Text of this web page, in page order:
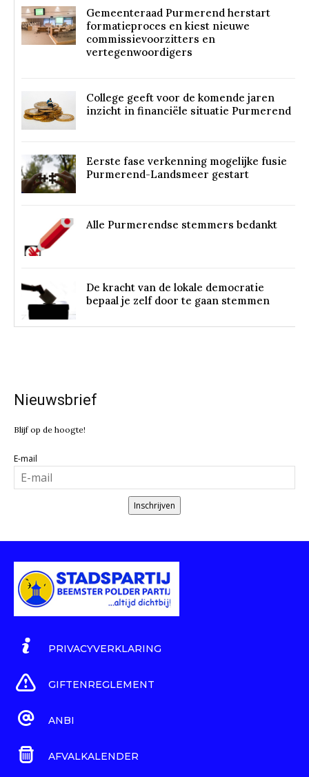
Gemeenteraad Purmerend herstart
formatieproces en kiest nieuwe
commissievoorzitters en
vertegenwoordigers
College geeft voor de komende jaren
inzicht in financiële situatie Purmerend
Eerste fase verkenning mogelijke fusie
Purmerend-Landsmeer gestart
Alle Purmerendse stemmers bedankt
De kracht van de lokale democratie
bepaal je zelf door te gaan stemmen
Nieuwsbrief
Blijf op de hoogte!
E-mail
Inschrijven
PRIVACYVERKLARING
GIFTENREGLEMENT
ANBI
AFVALKALENDER